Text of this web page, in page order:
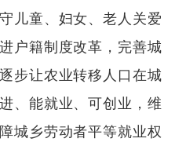
儿童、妇女、老人关爱
户籍制度改革，完善城
步让农业转移人口在城
、能就业、可创业，维
城乡劳动者平等就业权